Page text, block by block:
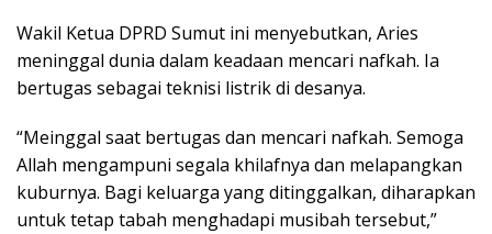
Wakil Ketua DPRD Sumut ini menyebutkan, Aries
meninggal dunia dalam keadaan mencari nafkah. Ia
bertugas sebagai teknisi listrik di desanya.
“Meinggal saat bertugas dan mencari nafkah. Semoga
Allah mengampuni segala khilafnya dan melapangkan
kuburnya. Bagi keluarga yang ditinggalkan, diharapkan
untuk tetap tabah menghadapi musibah tersebut,”